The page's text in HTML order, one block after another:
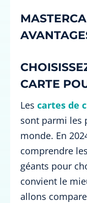
CARTE
Les cartes de
sont parmi les
monde. En
comprendre
géants pour
convient le
allons